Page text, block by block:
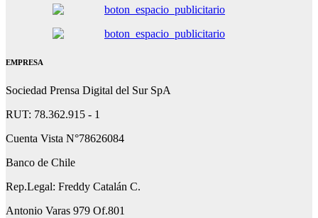
EMPRESA
Sociedad Prensa Digital del Sur SpA
RUT: 78.362.915 - 1
Cuenta Vista N°78626084
Banco de Chile
Rep.Legal: Freddy Catalán C.
Antonio Varas 979 Of.801